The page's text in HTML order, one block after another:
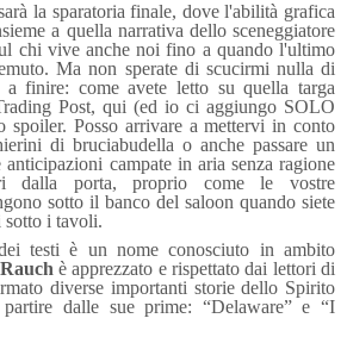
la sparatoria finale, dove l'abilità grafica
a quella narrativa dello sceneggiatore
chi vive anche noi fino a quando l'ultimo
Ma non sperate di scucirmi nulla di
finire: come avete letto su quella targa
Post, qui (ed io ci aggiungo SOLO
spoiler. Posso arrivare a mettervi in conto
di bruciabudella o anche passare un
campate in aria senza ragione
dalla porta, proprio come le vostre
sotto il banco del saloon quando siete
i tavoli.
testi è un nome conosciuto in ambito
è apprezzato e rispettato dai lettori di
diverse importanti storie dello Spirito
dalle sue prime: “Delaware” e “I